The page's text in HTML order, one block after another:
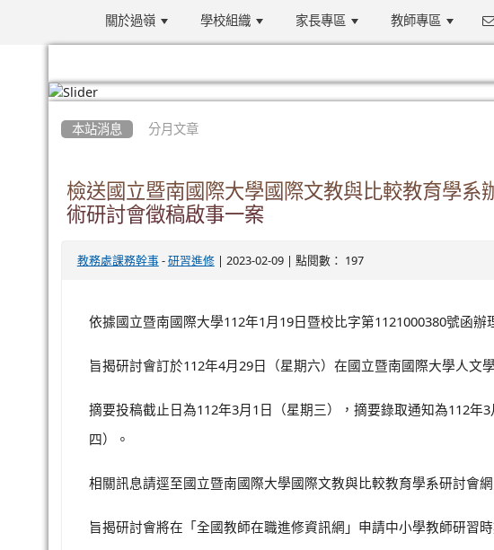
關於過嶺 學校組織 家長專區 教師專區
本站消息 分月文章
檢送國立暨南國際大學國際文教與比較教育學
術研討會徵稿啟事一案
教務處課務幹事- 研習進修| 2023-02-09 | 點閱數： 197
依據國立暨南國際大學112年1 月 19日暨校比字第1121000380號函辦
旨揭研討會訂於112年4月 29日（星期六）在國立暨南國際大學人文
摘要投稿截止日為112年3月 1 日（星期三），摘要錄取通知為112年3
四）。
相關訊息請逕至國立暨南國際大學國際文教與比較教育學系研討會
旨揭研討會將在「全國教師在職進修資訊網」申請中小學教師研習